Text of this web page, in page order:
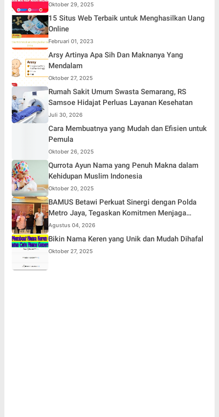
Oktober 29, 2025
15 Situs Web Terbaik untuk Menghasilkan Uang
Online
Februari 01, 2023
Arsy Artinya Apa Sih Dan Maknanya Yang
Mendalam
Oktober 27, 2025
Rumah Sakit Umum Swasta Semarang, RS
Samsoe Hidajat Perluas Layanan Kesehatan
Juli 30, 2026
Cara Membuatnya yang Mudah dan Efisien untuk
Pemula
Oktober 26, 2025
Qurrota Ayun Nama yang Penuh Makna dalam
Kehidupan Muslim Indonesia
Oktober 20, 2025
BAMUS Betawi Perkuat Sinergi dengan Polda
Metro Jaya, Tegaskan Komitmen Menjaga
Jakarta Aman, Damai, dan Kondusif Jelang HUT
ke-81 Republik Indonesia
Agustus 04, 2026
Bikin Nama Keren yang Unik dan Mudah Dihafal
Oktober 27, 2025